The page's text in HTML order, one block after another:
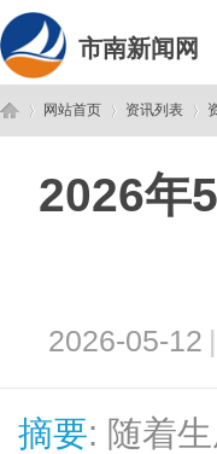
市南新闻网
网站首页
›
资讯列表
2026年
2026-05-12 |
摘要: 随着